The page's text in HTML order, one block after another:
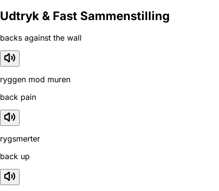
Udtryk & Fast Sammenstilling
backs against the wall
ryggen mod muren
back pain
rygsmerter
back up